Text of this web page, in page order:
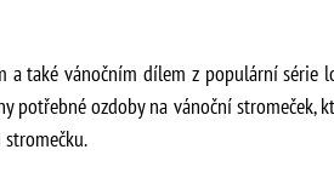
a také vánočním dílem z populární
potřebné ozdoby na vánoční